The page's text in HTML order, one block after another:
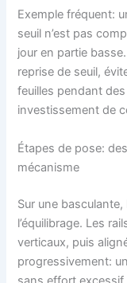
Exemple fréquent:
seuil n’est pas
jour en partie
reprise de seuil,
feuilles pendant
investissement de
Étapes de pose:
mécanisme
Sur une basculante,
l’équilibrage. Les
verticaux, puis
progressivement: